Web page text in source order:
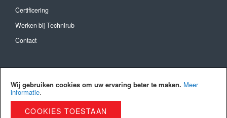
Wij gebruiken cookies om uw ervaring beter te maken. Meer
informatie.
COOKIES TOESTAAN
Certificering
Werken bij Technirub
Contact
Algemene Voorwaarden